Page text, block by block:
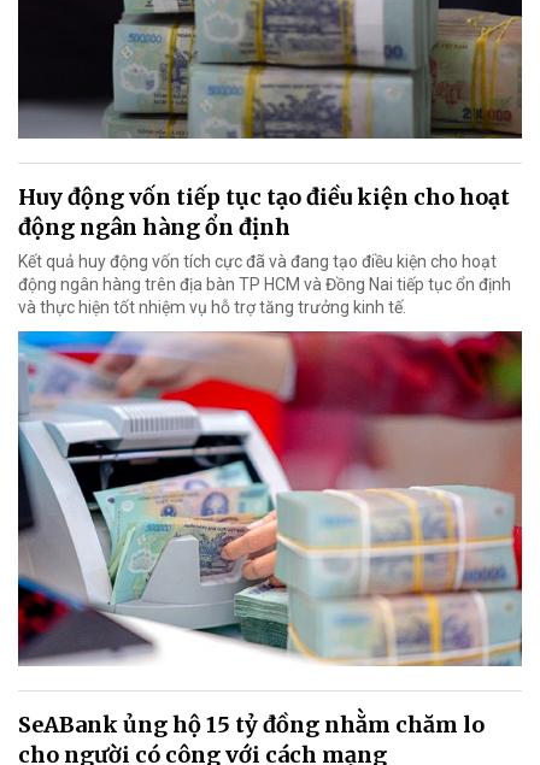
Huy động vốn tiếp tục tạo điều kiện cho hoạt
động ngân hàng ổn định
Kết quả huy động vốn tích cực đã và đang tạo điều kiện cho hoạt
động ngân hàng trên địa bàn TP HCM và Đồng Nai tiếp tục ổn định
và thực hiện tốt nhiệm vụ hỗ trợ tăng trưởng kinh tế.
SeABank ủng hộ 15 tỷ đồng nhằm chăm lo
cho người có công với cách mạng